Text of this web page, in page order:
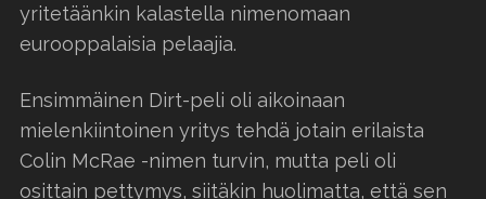
yritetäänkin kalastella nimenomaan
eurooppalaisia pelaajia.
Ensimmäinen Dirt-peli oli aikoinaan
mielenkiintoinen yritys tehdä jotain erilaista
Colin McRae -nimen turvin, mutta peli oli
osittain pettymys, siitäkin huolimatta, että sen